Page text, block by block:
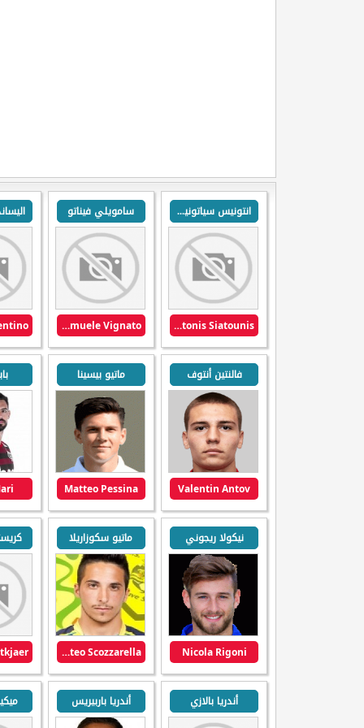
انتونيس سياتونيس
Antonis Siatounis
سامويلي فيناتو
Samuele Vignato
فالنتين أنتوف
Valentin Antov
ماتيو بيسينا
Matteo Pessina
نيكولا ريجوني
Nicola Rigoni
ماتيو سكوزاريلا
Matteo Scozzarella
أندريا بالازي أندريا باربيريس